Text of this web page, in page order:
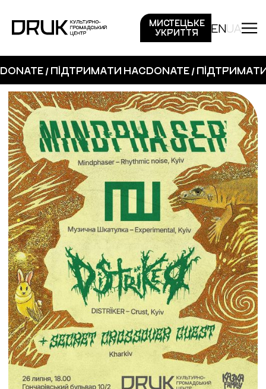
МИСТЕЦЬКЕ
УКРИТТЯ
ENUA
DONATE / ПІДТРИМАТИ НАСDONATE /